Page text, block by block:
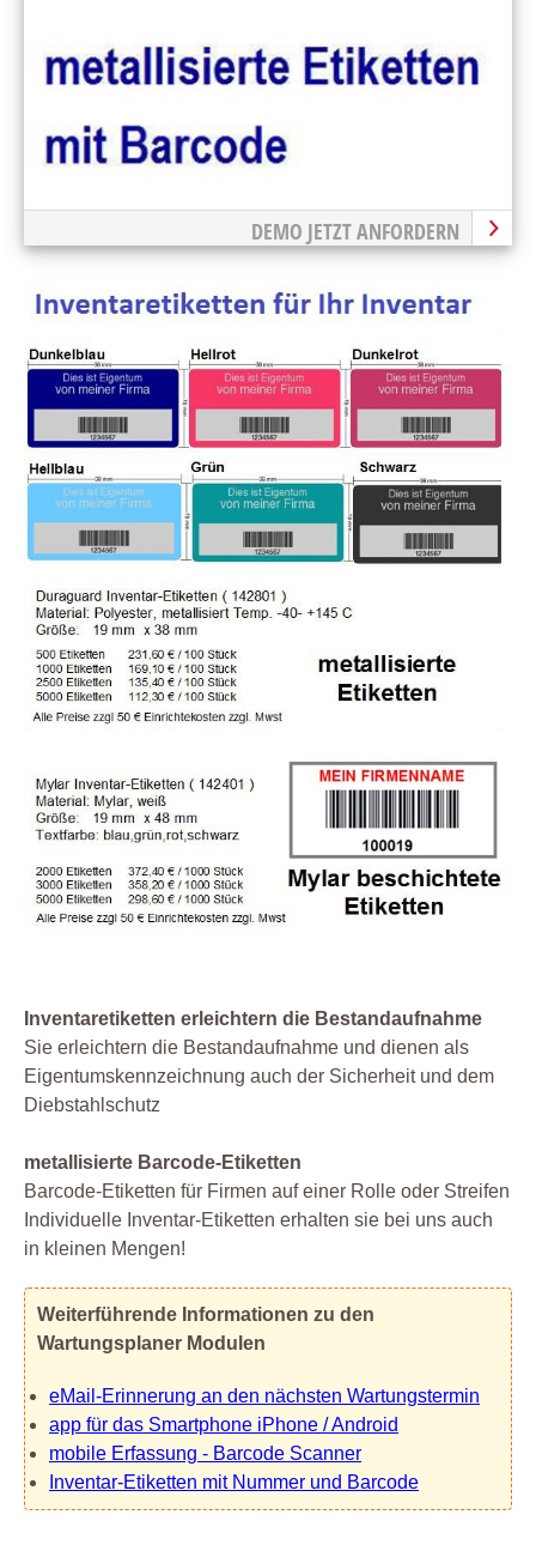
DEMO JETZT ANFORDERN
Inventaretiketten erleichtern die Bestandaufnahme
Sie erleichtern die Bestandaufnahme und dienen als
Eigentumskennzeichnung auch der Sicherheit und dem
Diebstahlschutz
metallisierte Barcode-Etiketten
Barcode-Etiketten für Firmen auf einer Rolle oder Streifen
Individuelle Inventar-Etiketten erhalten sie bei uns auch
in kleinen Mengen!
Weiterführende Informationen zu den
Wartungsplaner Modulen
eMail-Erinnerung an den nächsten Wartungstermin
app für das Smartphone iPhone / Android
mobile Erfassung - Barcode Scanner
Inventar-Etiketten mit Nummer und Barcode